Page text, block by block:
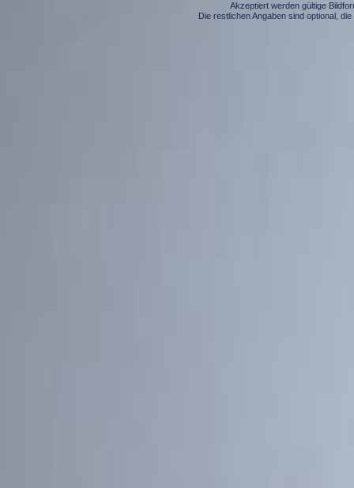
Akzeptiert werden gültige
Die restlichen Angaben sind optional,